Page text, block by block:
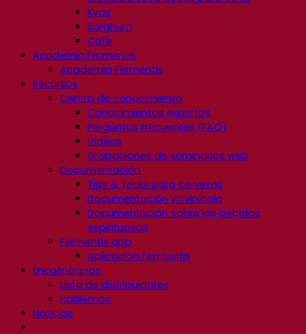
Kvas
Sorghum
Café
Academia Fermentis
Academia Fermentis
Recursos
Centro de conocimiento
Conocimientos expertos
Preguntas frecuentes (FAQ)
Videos
Grabaciones de seminarios web
Documentación
Tips & Tricks para cervezas
Documentación vitivinícola
Documentación sobre las bebidas
espirituosas
Fermentis app
Aplicación Fermentis
Encuéntranos
Lista de distribuidores
Hablemos
Noticias